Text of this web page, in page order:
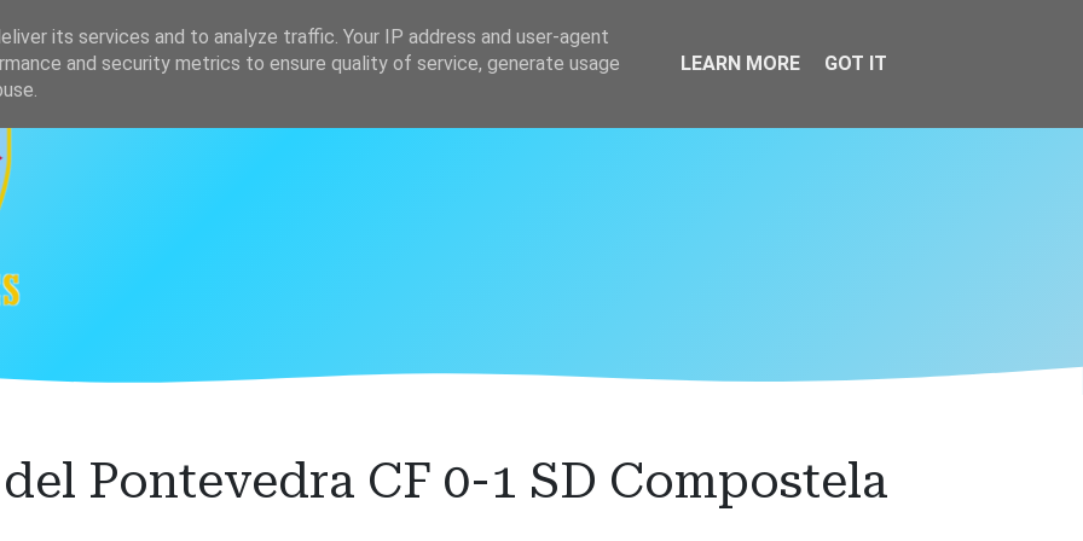
Clasificación
Pontevedra CF 0-1 SD Compostela
its services and to analyze traffic. Your IP address and user-agent
and security metrics to ensure quality of service, generate usage
LEARN MORE GOT IT